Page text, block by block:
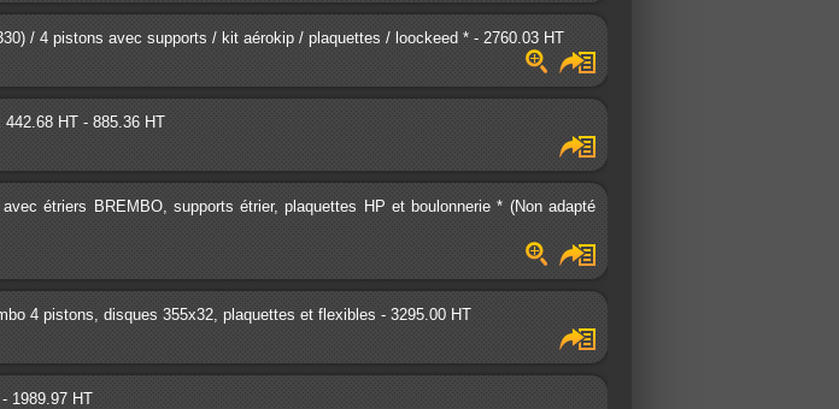
/ 4 pistons avec supports / kit aérokip / plaquettes / loockeed * - 2760.03 HT
HT - 885.36 HT
étriers BREMBO, supports étrier, plaquettes HP et boulonnerie * (Non adapté
4 pistons, disques 355x32, plaquettes et flexibles - 3295.00 HT
1989.97 HT